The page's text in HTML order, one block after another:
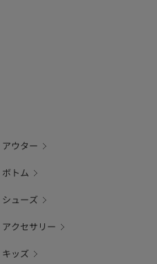
アウター
ボトム
シューズ
アクセサリー
キッズ